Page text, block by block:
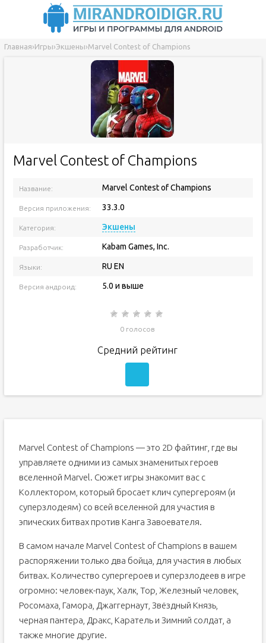
Главная›Игры›Экшены›Marvel Contest of Champions
Marvel Contest of Champions
Название: Marvel Contest of Champions
Версия приложения: 33.3.0
Категория: Экшены
Разработчик: Kabam Games, Inc.
Языки: RU EN
Версия андроид: 5.0 и выше
0 голосов
Средний рейтинг
Marvel Contest of Champions — это 2D файтинг, где вы
управляете одними из самых знаменитых героев
вселенной Marvel. Сюжет игры знакомит вас с
Коллектором, который бросает клич супергероям (и
суперзлодеям) со всей вселенной для участия в
эпических битвах против Канга Завоевателя.
В самом начале Marvel Contest of Champions в вашем
распоряжении только два бойца, для участия в любых
битвах. Количество супергероев и суперзлодеев в игре
огромно: человек-паук, Халк, Тор, Железный человек,
Росомаха, Гамора, Джаггернаут, Звёздный Князь,
черная пантера, Дракс, Каратель и Зимний солдат, а
также многие другие.